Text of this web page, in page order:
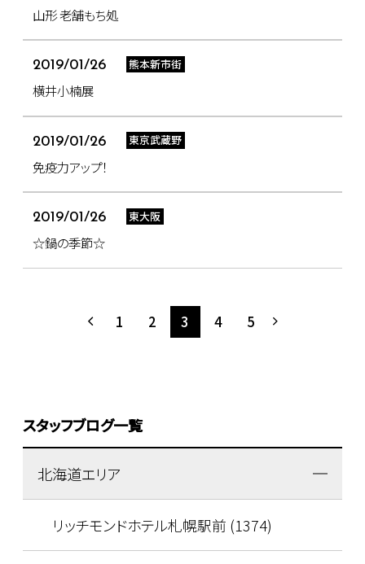
山形 老舗もち処
2019/01/26 熊本新市街
横井小楠展
2019/01/26 東京武蔵野
免疫力アップ！
2019/01/26 東大阪
☆鍋の季節☆
1 2 3 4 5
スタッフブログ一覧
北海道エリア
リッチモンドホテル札幌駅前 (1374)